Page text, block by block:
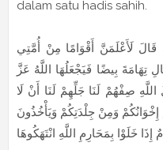
dalam satu hadis sahih.
لَأَعْلَمَنَّ أَقْوَامًا مِنْ أُمَّتِي
تِهَامَةَ بِيضًا فَيَجْعَلُهَا اللَّهُ عَزَّ
صِفْهُمْ لَنَا جَلِّهِمْ لَنَا أَنْ لَا
إِخْوَانُكُمْ وَمِنْ جِلْدَتِكُمْ وَيَأْخُذُونَ
خَلَوْا بِمَحَارِمِ اللَّهِ انْتَهَكُوهَا